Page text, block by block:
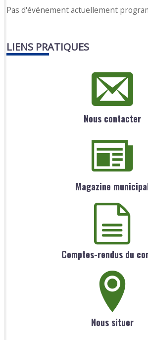
Pas d'événement actuellement
LIENS PRATIQUES
Nous contacter
Magazine
Comptes-rendus du
Nous situer